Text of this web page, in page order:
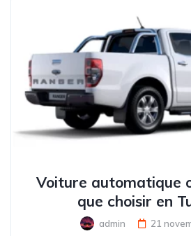
Voiture automatique
que choisir en
admin 21